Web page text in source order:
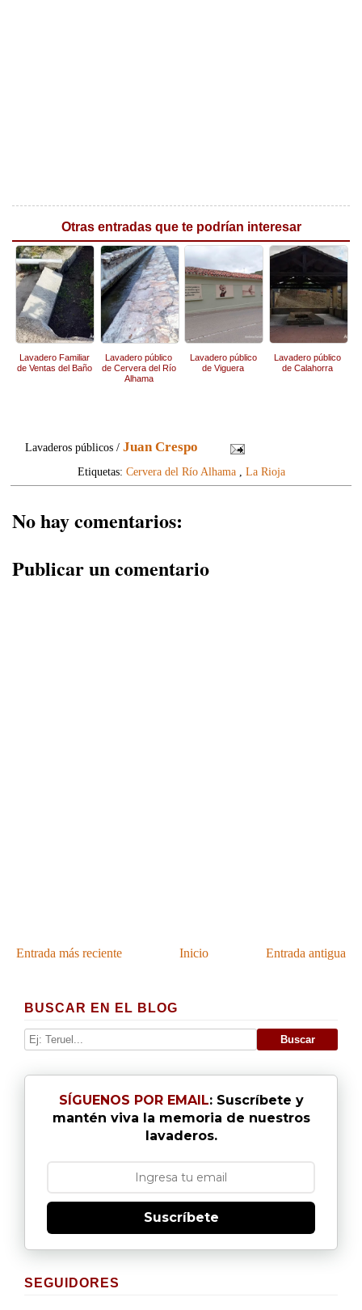
Otras entradas que te podrían interesar
Lavadero Familiar
de Ventas del Baño
Lavadero público
de Cervera del Río
Alhama
Lavadero público
de Viguera
Lavadero público
de Calahorra
Lavaderos públicos /Juan Crespo
Etiquetas: Cervera del Río Alhama, La Rioja
No hay comentarios:
Publicar un comentario
Entrada más reciente Entrada antigua
Inicio
BUSCAR EN EL BLOG
SÍGUENOS POR EMAIL: Suscríbete y
mantén viva la memoria de nuestros
lavaderos.
Suscríbete
SEGUIDORES